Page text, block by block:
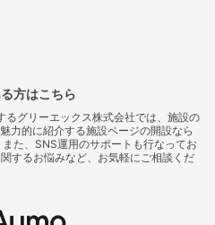
方はこちら
るグリーエックス株式会社では、施設の
力的に紹介する施設ページの開設なら
た、SNS運用のサポートも行なってお
するお悩みなど、お気軽にご相談くだ